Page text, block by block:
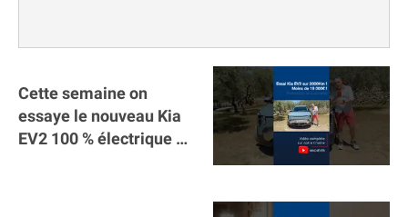
Cette semaine on
essaye le nouveau Kia
EV2 100 % électrique ⚡️!